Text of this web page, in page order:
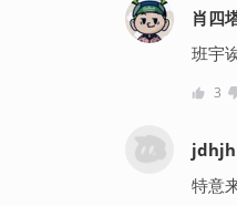
肖四
班宇
3
jdhjh
特意